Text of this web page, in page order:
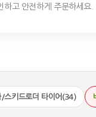
하고 안전하게 주문하세요.
/스키드로더 타이어(34)